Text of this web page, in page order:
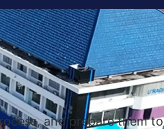
and prepare them to